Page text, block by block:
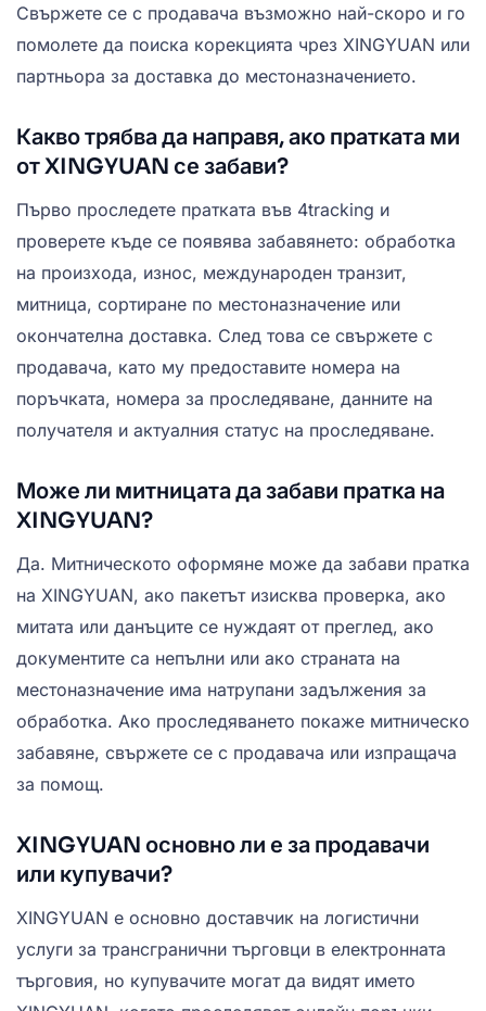
Свържете се с продавача възможно най-скоро и го
помолете да поиска корекцията чрез XINGYUAN или
партньора за доставка до местоназначението.
Какво трябва да направя, ако пратката ми
от XINGYUAN се забави?
Първо проследете пратката във 4tracking и
проверете къде се появява забавянето: обработка
на произхода, износ, международен транзит,
митница, сортиране по местоназначение или
окончателна доставка. След това се свържете с
продавача, като му предоставите номера на
поръчката, номера за проследяване, данните на
получателя и актуалния статус на проследяване.
Може ли митницата да забави пратка на
XINGYUAN?
Да. Митническото оформяне може да забави пратка
на XINGYUAN, ако пакетът изисква проверка, ако
митата или данъците се нуждаят от преглед, ако
документите са непълни или ако страната на
местоназначение има натрупани задължения за
обработка. Ако проследяването покаже митническо
забавяне, свържете се с продавача или изпращача
за помощ.
XINGYUAN основно ли е за продавачи
или купувачи?
XINGYUAN е основно доставчик на логистични
услуги за трансгранични търговци в електронната
търговия, но купувачите могат да видят името